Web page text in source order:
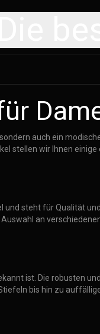
auch ein
stellen wir Ihnen
steht für Qualität
an
ist. Die robusten
bis hin zu